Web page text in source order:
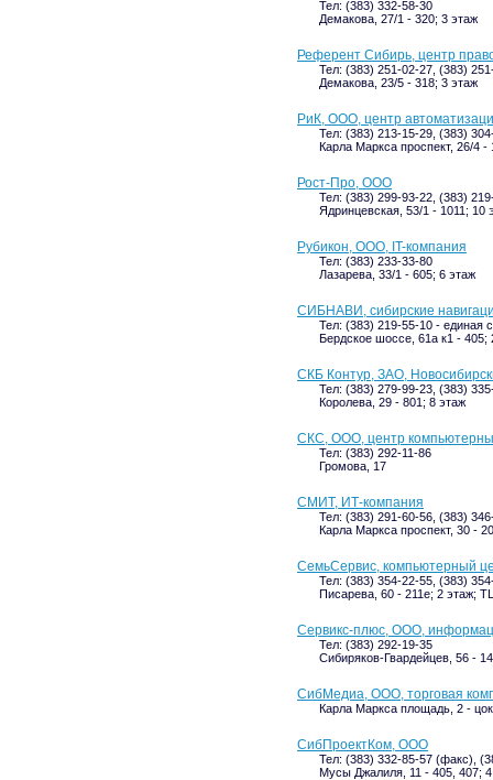
Тел: (383) 332-58-30
Демакова, 27/1 - 320; 3 этаж
Референт Сибирь, центр
Тел: (383) 251-02-27, (383)
Демакова, 23/5 - 318; 3 этаж
РиК, ООО, центр
Тел: (383) 213-15-29, (383)
Карла Маркса проспект, 26/4 -
Рост-Про, ООО
Тел: (383) 299-93-22, (383)
Ядринцевская, 53/1 - 1011; 10
Рубикон, ООО, IT-компания
Тел: (383) 233-33-80
Лазарева, 33/1 - 605; 6 этаж
СИБНАВИ, сибирские
Тел: (383) 219-55-10 - единая
Бердское шоссе, 61а к1 - 405;
СКБ Контур, ЗАО,
Тел: (383) 279-99-23, (383)
Королева, 29 - 801; 8 этаж
СКС, ООО, центр
Тел: (383) 292-11-86
Громова, 17
СМИТ, ИТ-компания
Тел: (383) 291-60-56, (383)
Карла Маркса проспект, 30 -
СемьСервис, компьютерный
Тел: (383) 354-22-55, (383)
Писарева, 60 - 211е; 2 этаж;
Сервикс-плюс, ООО,
Тел: (383) 292-19-35
Сибиряков-Гвардейцев, 56 -
СибМедиа, ООО, торговая
Карла Маркса площадь, 2 -
СибПроектКом, ООО
Тел: (383) 332-85-57 (факс),
Мусы Джалиля, 11 - 405, 407;